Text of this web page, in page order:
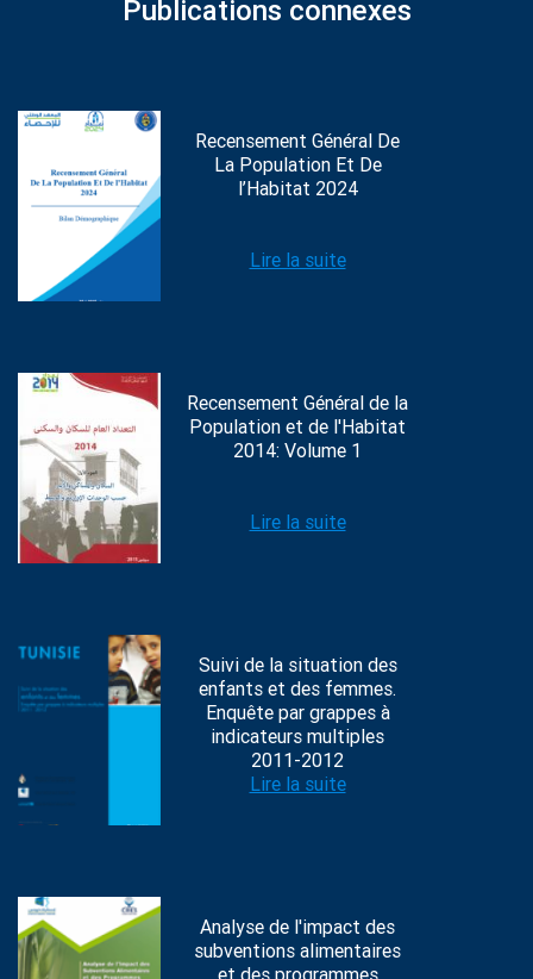
Publications connexes
Recensement Général De
La Population Et De
l’Habitat 2024
Lire la suite
Recensement Général de la
Population et de l'Habitat
2014: Volume 1
Lire la suite
Suivi de la situation des
enfants et des femmes.
Enquête par grappes à
indicateurs multiples
2011-2012
Lire la suite
Analyse de l'impact des
subventions alimentaires